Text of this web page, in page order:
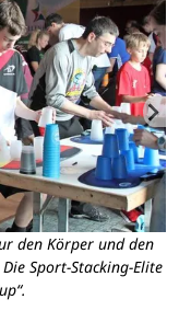
den Körper und den
Sport-Stacking-Elite